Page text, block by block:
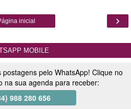
›
inicial
MOBILE
pelo WhatsApp! Clique no
na sua agenda para receber:
988 280 656